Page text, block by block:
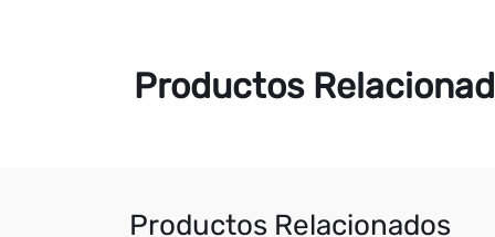
Productos
Productos Relacionados